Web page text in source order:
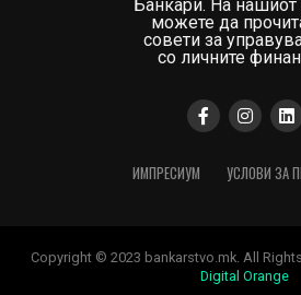
Банкари. На нашиот
можете да
совети за
со личните
ИМПРЕСИУМ УСЛОВИ ЗА
Copyright © 2023 bankarstvo.mk. All
Digital Orange